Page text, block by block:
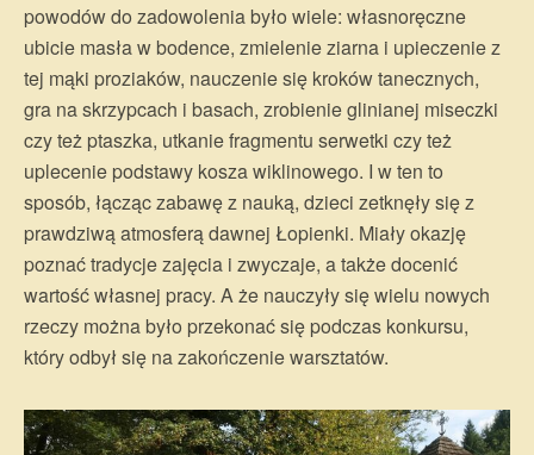
powodów do zadowolenia było wiele: własnoręczne
ubicie masła w bodence, zmielenie ziarna i upieczenie z
tej mąki proziaków, nauczenie się kroków tanecznych,
gra na skrzypcach i basach, zrobienie glinianej miseczki
czy też ptaszka, utkanie fragmentu serwetki czy też
uplecenie podstawy kosza wiklinowego. I w ten to
sposób, łącząc zabawę z nauką, dzieci zetknęły się z
prawdziwą atmosferą dawnej Łopienki. Miały okazję
poznać tradycje zajęcia i zwyczaje, a także docenić
wartość własnej pracy. A że nauczyły się wielu nowych
rzeczy można było przekonać się podczas konkursu,
który odbył się na zakończenie warsztatów.